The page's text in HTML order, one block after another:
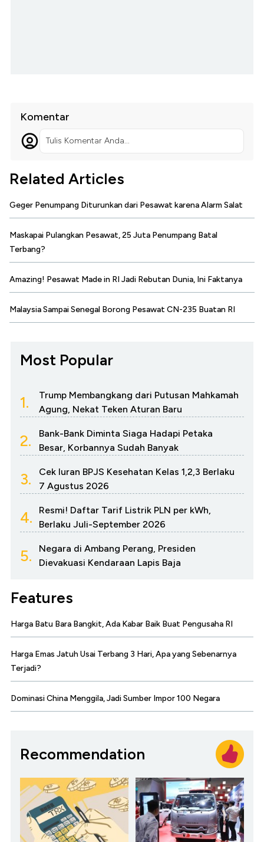
Komentar
Tulis Komentar Anda...
Related Articles
Geger Penumpang Diturunkan dari Pesawat karena Alarm Salat
Maskapai Pulangkan Pesawat, 25 Juta Penumpang Batal
Terbang?
Amazing! Pesawat Made in RI Jadi Rebutan Dunia, Ini Faktanya
Malaysia Sampai Senegal Borong Pesawat CN-235 Buatan RI
Most Popular
1.
Trump Membangkang dari Putusan Mahkamah
Agung, Nekat Teken Aturan Baru
2.
Bank-Bank Diminta Siaga Hadapi Petaka
Besar, Korbannya Sudah Banyak
3.
Cek Iuran BPJS Kesehatan Kelas 1,2,3 Berlaku
7 Agustus 2026
4.
Resmi! Daftar Tarif Listrik PLN per kWh,
Berlaku Juli-September 2026
5.
Negara di Ambang Perang, Presiden
Dievakuasi Kendaraan Lapis Baja
Features
Harga Batu Bara Bangkit, Ada Kabar Baik Buat Pengusaha RI
Harga Emas Jatuh Usai Terbang 3 Hari, Apa yang Sebenarnya
Terjadi?
Dominasi China Menggila, Jadi Sumber Impor 100 Negara
Recommendation